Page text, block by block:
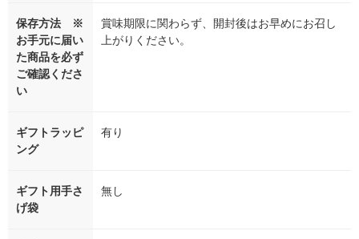
保存方法 ※
お手元に届い
た商品を必ず
ご確認くださ
い
賞味期限に関わらず、開封後はお早めにお召し
上がりください。
ギフトラッピ
ング
有り
ギフト用手さ
げ袋
無し